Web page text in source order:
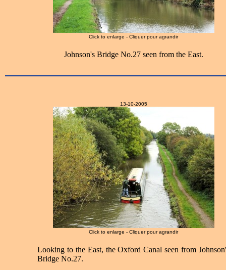
Click to enlarge - Cliquer pour agrandir
Johnson's Bridge No.27 seen from the East.
13-10-2005
Click to enlarge - Cliquer pour agrandir
Looking to the East, the Oxford Canal seen from
Bridge No.27.